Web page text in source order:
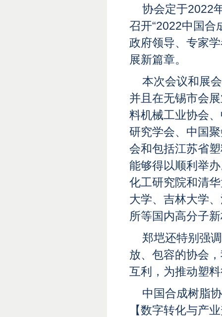
协会定于2022
召开“2022中国合
政府领导、专家
展新篇章。
本次会议和展
并且在无锡市会
料机械工业协会
研究学会、中国
会和包括江苏省
能够得以顺利举
化工研究院和清
大学、吉林大学
所等国内高分子
郑垲还特别强
放、包容的协会
互利，为推动塑
中国合成树脂
【数字转化与产